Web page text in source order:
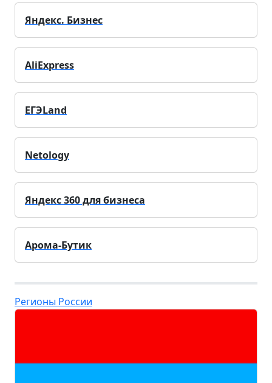
Яндекс. Бизнес
AliExpress
ЕГЭLand
Netology
Яндекс 360 для бизнеса
Арома-Бутик
Регионы России